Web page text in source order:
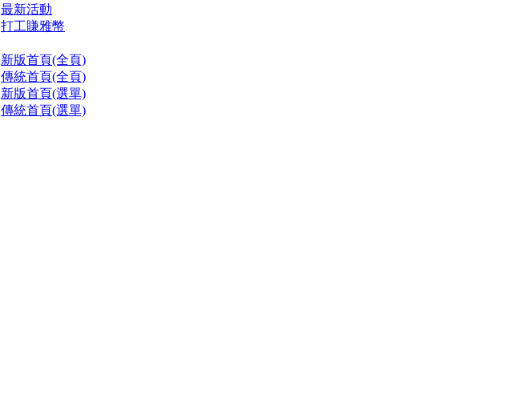
最新活動
打工賺雅幣
新版首頁(全頁)
傳統首頁(全頁)
新版首頁(選單)
傳統首頁(選單)